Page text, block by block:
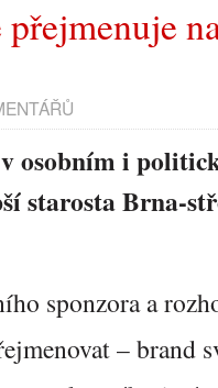
přejmenuje
osobním i
starosta Brna-
sponzora a
– brand